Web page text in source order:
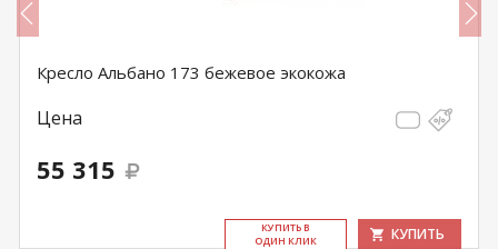
Кресло Альбано 173 бежевое экокожа
Цена
55 315
КУ­ПИТЬ В
ОДИН КЛИК
КУПИТЬ